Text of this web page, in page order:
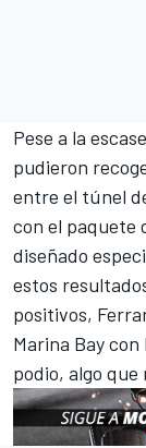
Pese a la
pudieron
entre el túnel
con el paquete
diseñado
estos
positivos,
Marina Baycon
podio, algo que